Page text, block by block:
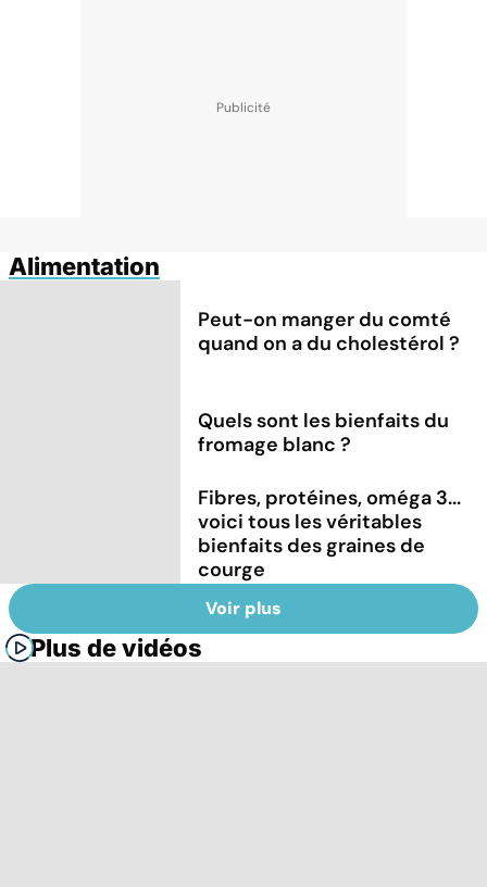
Alimentation
Peut-on manger du comté
quand on a du cholestérol ?
Quels sont les bienfaits du
fromage blanc ?
Fibres, protéines, oméga 3...
voici tous les véritables
bienfaits des graines de
courge
Voir plus
Plus de vidéos